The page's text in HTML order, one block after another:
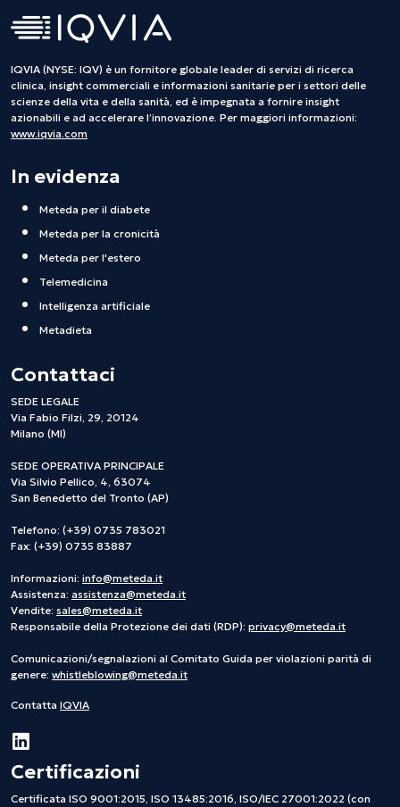
IQVIA (NYSE: IQV) è un fornitore globale leader di servizi di ricerca
clinica, insight commerciali e informazioni sanitarie per i settori delle
scienze della vita e della sanità, ed è impegnata a fornire insight
azionabili e ad accelerare l’innovazione. Per maggiori informazioni:
www.iqvia.com
In evidenza
Meteda per il diabete
Meteda per la cronicità
Meteda per l'estero
Telemedicina
Intelligenza artificiale
Metadieta
Contattaci
SEDE LEGALE
Via Fabio Filzi, 29, 20124
Milano (MI)
SEDE OPERATIVA PRINCIPALE
Via Silvio Pellico, 4, 63074
San Benedetto del Tronto (AP)
Telefono: (+39) 0735 783021
Fax: (+39) 0735 83887
Informazioni: info@meteda.it
Assistenza: assistenza@meteda.it
Vendite: sales@meteda.it
Responsabile della Protezione dei dati (RDP): privacy@meteda.it
Comunicazioni/segnalazioni al Comitato Guida per violazioni parità di
genere: whistleblowing@meteda.it
Contatta IQVIA
Certificazioni
Certificata ISO 9001:2015, ISO 13485:2016, ISO/IEC 27001:2022 (con